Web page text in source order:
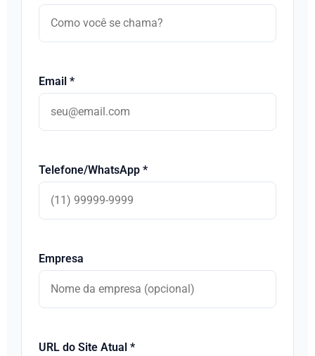
Email *
Telefone/WhatsApp *
Empresa
URL do Site Atual *